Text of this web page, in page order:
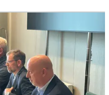
utvandring
polluting fjords
‘raw sewage of